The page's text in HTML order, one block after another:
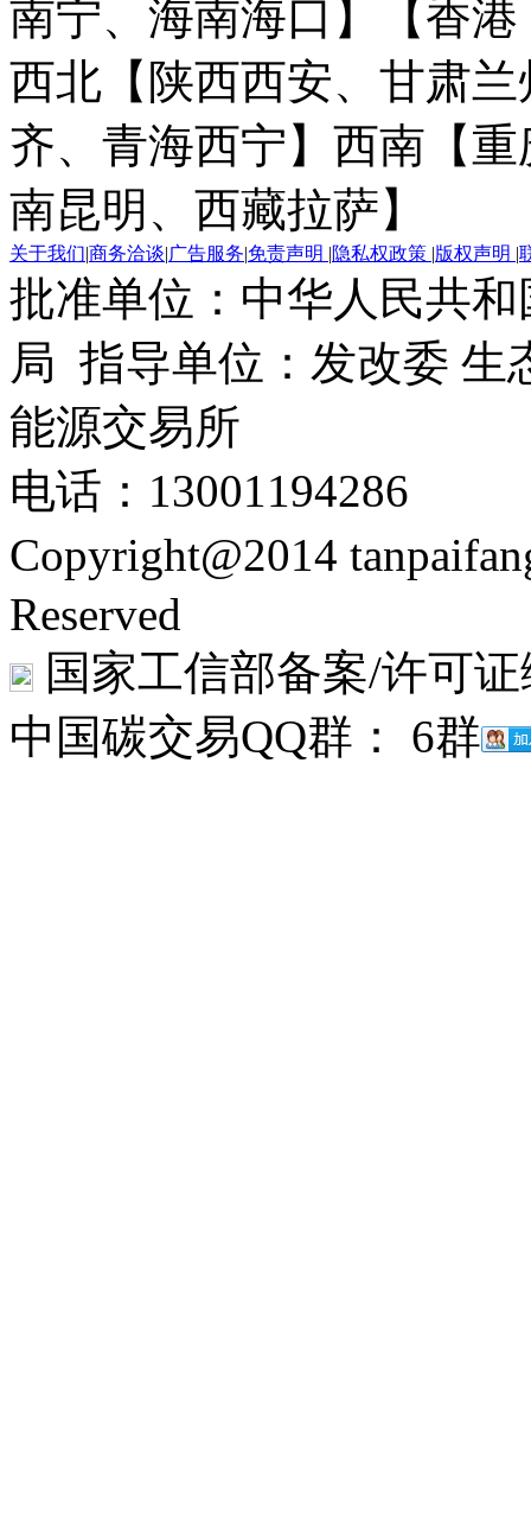
南宁、海南海口】
【香
西北【陕西西安、甘肃
齐、青海西宁】 西南【
南昆明、西藏拉萨】
关于我们|商务洽谈|广告服务|免责声明 |隐私权政策 |版权声明 |
批准单位：中华人民共
局 指导单位：发改委 生
能源交易所
电话：13001194286
Copyright@2014
Reserved
国家工信部备案/许可
中国碳交易QQ群： 6群